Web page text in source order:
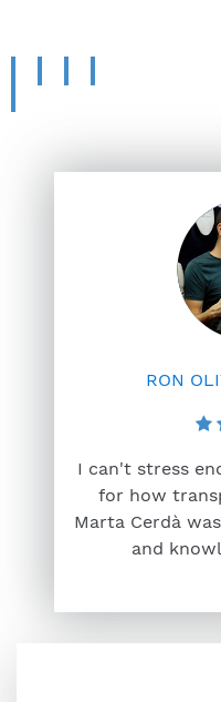
RON
I can't stress
for how
Marta Cerdà
and